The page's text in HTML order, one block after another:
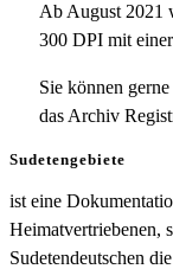
Ab August 2021
300 DPI mit
Sie können
das Archiv
Sudetengebiete
ist eine
Heimatvertriebenen,
Sudetendeutschen